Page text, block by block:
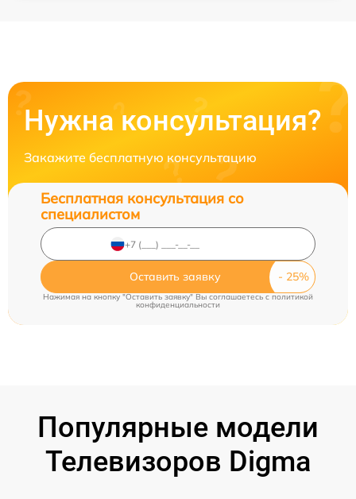
Нужна консультация?
Закажите бесплатную консультацию
Бесплатная консультация со
специалистом
Оставить заявку
Нажимая на кнопку "Оставить заявку" Вы соглашаетесь c политикой
конфиденциальности
Популярные модели
Телевизоров Digma